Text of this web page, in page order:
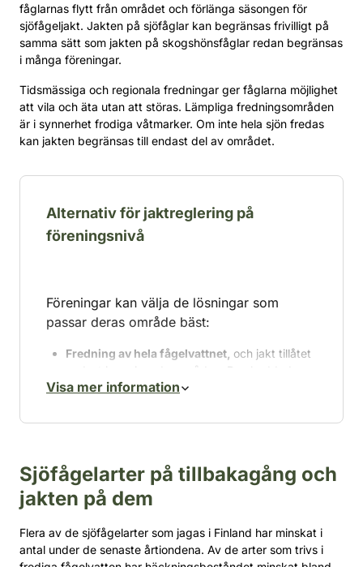
fåglarnas flytt från området och förlänga säsongen för
sjöfågeljakt. Jakten på sjöfåglar kan begränsas frivilligt på
samma sätt som jakten på skogshönsfåglar redan begränsas
i många föreningar.
Tidsmässiga och regionala fredningar ger fåglarna möjlighet
att vila och äta utan att störas. Lämpliga fredningsområden
är i synnerhet frodiga våtmarker. Om inte hela sjön fredas
kan jakten begränsas till endast del av området.
Alternativ för jaktreglering på
föreningsnivå
Föreningar kan välja de lösningar som
passar deras område bäst:
Fredning av hela fågelvattnet, och jakt tillåtet
endast i omgivande områden. De skyddade
vattendragen samlar fåglar som också rör sig
Jakt ungefär var tionde dag.Färre störningar
varje jakttillfälle till en ny start.
Fredning under förhösten, t.ex. jaktstart den
1 september. Området lockar till sig fåglar från
Områden där jakt bedrivs turvis eller stegvis
så att fåglarna alltid har en lugn rastplats.
Visa mer information
Sjöfågelarter på tillbakagång och
jakten på dem
Flera av de sjöfågelarter som jagas i Finland har minskat i
antal under de senaste årtiondena. Av de arter som trivs i